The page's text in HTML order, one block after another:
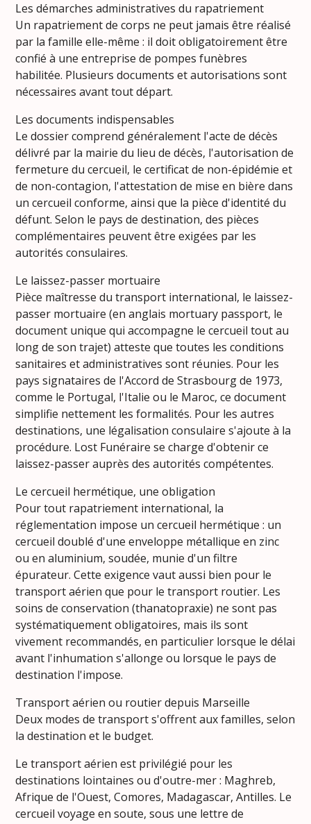
Les démarches administratives du rapatriement
Un rapatriement de corps ne peut jamais être réalisé
par la famille elle-même : il doit obligatoirement être
confié à une entreprise de pompes funèbres
habilitée. Plusieurs documents et autorisations sont
nécessaires avant tout départ.
Les documents indispensables
Le dossier comprend généralement l'acte de décès
délivré par la mairie du lieu de décès, l'autorisation de
fermeture du cercueil, le certificat de non-épidémie et
de non-contagion, l'attestation de mise en bière dans
un cercueil conforme, ainsi que la pièce d'identité du
défunt. Selon le pays de destination, des pièces
complémentaires peuvent être exigées par les
autorités consulaires.
Le laissez-passer mortuaire
Pièce maîtresse du transport international, le laissez-
passer mortuaire (en anglais mortuary passport, le
document unique qui accompagne le cercueil tout au
long de son trajet) atteste que toutes les conditions
sanitaires et administratives sont réunies. Pour les
pays signataires de l'Accord de Strasbourg de 1973,
comme le Portugal, l'Italie ou le Maroc, ce document
simplifie nettement les formalités. Pour les autres
destinations, une légalisation consulaire s'ajoute à la
procédure. Lost Funéraire se charge d'obtenir ce
laissez-passer auprès des autorités compétentes.
Le cercueil hermétique, une obligation
Pour tout rapatriement international, la
réglementation impose un cercueil hermétique : un
cercueil doublé d'une enveloppe métallique en zinc
ou en aluminium, soudée, munie d'un filtre
épurateur. Cette exigence vaut aussi bien pour le
transport aérien que pour le transport routier. Les
soins de conservation (thanatopraxie) ne sont pas
systématiquement obligatoires, mais ils sont
vivement recommandés, en particulier lorsque le délai
avant l'inhumation s'allonge ou lorsque le pays de
destination l'impose.
Transport aérien ou routier depuis Marseille
Deux modes de transport s'offrent aux familles, selon
la destination et le budget.
Le transport aérien est privilégié pour les
destinations lointaines ou d'outre-mer : Maghreb,
Afrique de l'Ouest, Comores, Madagascar, Antilles. Le
cercueil voyage en soute, sous une lettre de